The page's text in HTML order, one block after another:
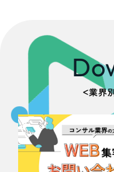
＜業界